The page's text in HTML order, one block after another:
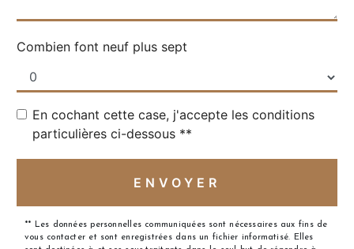
Combien font neuf plus sept
En cochant cette case, j'accepte les conditions
particulières ci-dessous **
ENVOYER
** Les données personnelles communiquées sont nécessaires aux fins de
vous contacter et sont enregistrées dans un fichier informatisé. Elles